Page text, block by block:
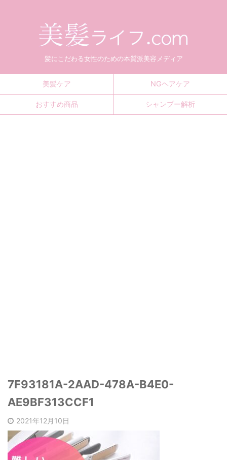
髪にこだわる女性のための本質派美容メディア
美髪ケア NGヘアケア
おすすめ商品 シャンプー解析
7F93181A-2AAD-478A-B4E0-
AE9BF313CCF1
2021年12月10日